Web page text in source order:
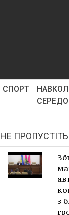
СПОРТ
НЕ ПРОПУСТІТЬ
з